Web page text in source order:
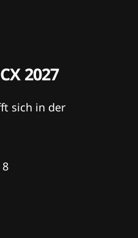
2027
sich in der